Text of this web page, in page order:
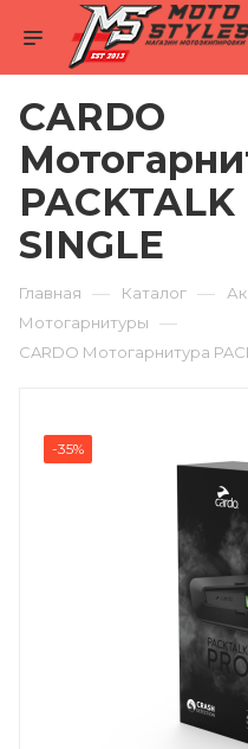
CARDO
PACKTALK
SINGLE
Главная — Каталог —
Мотогарнитуры —
CARDO Мотогарнитура
-35%